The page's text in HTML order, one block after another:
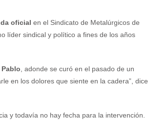
oficial en el Sindicato de Metalúrgicos de
líder sindical y político a fines de los años
, adonde se curó en el pasado de un
en los dolores que siente en la cadera”, dice
y todavía no hay fecha para la intervención.